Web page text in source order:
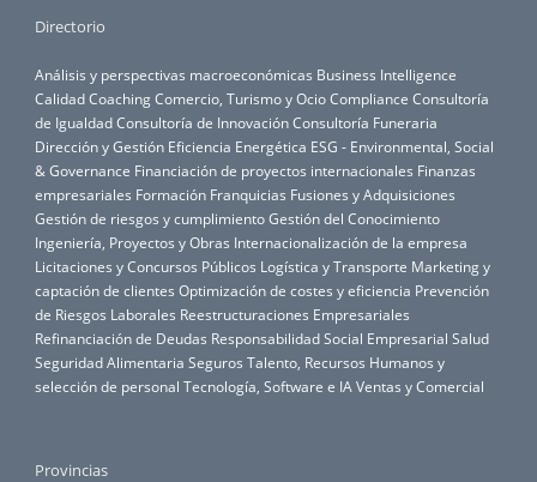
Directorio
Análisis y perspectivas macroeconómicas Business Intelligence
CalidadCoachingComercio, Turismo y OcioCompliance Consultoría
de IgualdadConsultoría de InnovaciónConsultoría Funeraria
Dirección y Gestión Eficiencia Energética ESG - Environmental, Social
& Governance Financiación de proyectos internacionales Finanzas
empresariales Formación Franquicias Fusiones y Adquisiciones
Gestión de riesgos y cumplimientoGestión del Conocimiento
Ingeniería, Proyectos y Obras Internacionalización de la empresa
Licitaciones y Concursos Públicos Logística y Transporte Marketing y
captación de clientes Optimización de costes y eficiencia Prevención
de Riesgos Laborales Reestructuraciones Empresariales
Refinanciación de Deudas Responsabilidad Social Empresarial Salud
Seguridad Alimentaria Seguros Talento, Recursos Humanos y
selección de personal Tecnología, Software e IA Ventas y Comercial
Provincias